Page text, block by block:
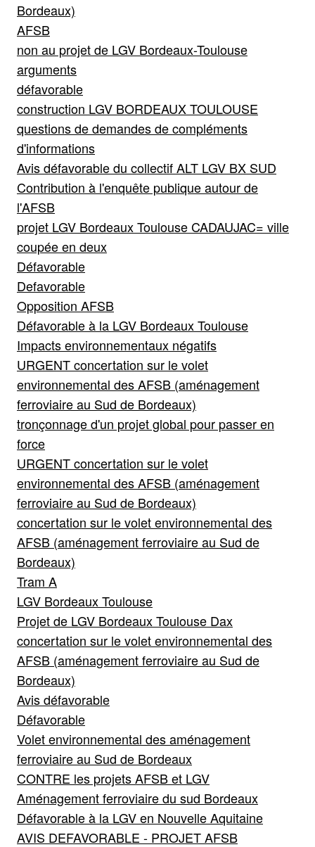
Bordeaux)
AFSB
non au projet de LGV Bordeaux-Toulouse
arguments
défavorable
construction LGV BORDEAUX TOULOUSE
questions de demandes de compléments
d'informations
Avis défavorable du collectif ALT LGV BX SUD
Contribution à l'enquête publique autour de
l'AFSB
projet LGV Bordeaux Toulouse CADAUJAC= ville
coupée en deux
Défavorable
Defavorable
Opposition AFSB
Défavorable à la LGV Bordeaux Toulouse
Impacts environnementaux négatifs
URGENT concertation sur le volet
environnemental des AFSB (aménagement
ferroviaire au Sud de Bordeaux)
tronçonnage d'un projet global pour passer en
force
URGENT concertation sur le volet
environnemental des AFSB (aménagement
ferroviaire au Sud de Bordeaux)
concertation sur le volet environnemental des
AFSB (aménagement ferroviaire au Sud de
Bordeaux)
Tram A
LGV Bordeaux Toulouse
Projet de LGV Bordeaux Toulouse Dax
concertation sur le volet environnemental des
AFSB (aménagement ferroviaire au Sud de
Bordeaux)
Avis défavorable
Défavorable
Volet environnemental des aménagement
ferroviaire au Sud de Bordeaux
CONTRE les projets AFSB et LGV
Aménagement ferroviaire du sud Bordeaux
Défavorable à la LGV en Nouvelle Aquitaine
AVIS DEFAVORABLE - PROJET AFSB